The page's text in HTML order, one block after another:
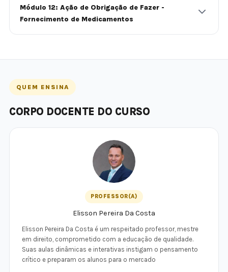
Módulo 12: Ação de Obrigação de Fazer -
Fornecimento de Medicamentos
QUEM ENSINA
CORPO DOCENTE DO CURSO
PROFESSOR(A)
Elisson Pereira Da Costa
Elisson Pereira Da Costa é um respeitado professor, mestre
em direito, comprometido com a educação de qualidade.
Suas aulas dinâmicas e interativas instigam o pensamento
crítico e preparam os alunos para o mercado